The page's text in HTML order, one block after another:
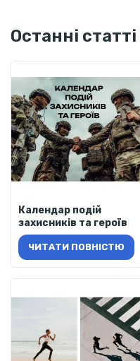
Останні статті
Календар подій
захисників та героїв
ЧИТАТИ ПОВНІСТЮ